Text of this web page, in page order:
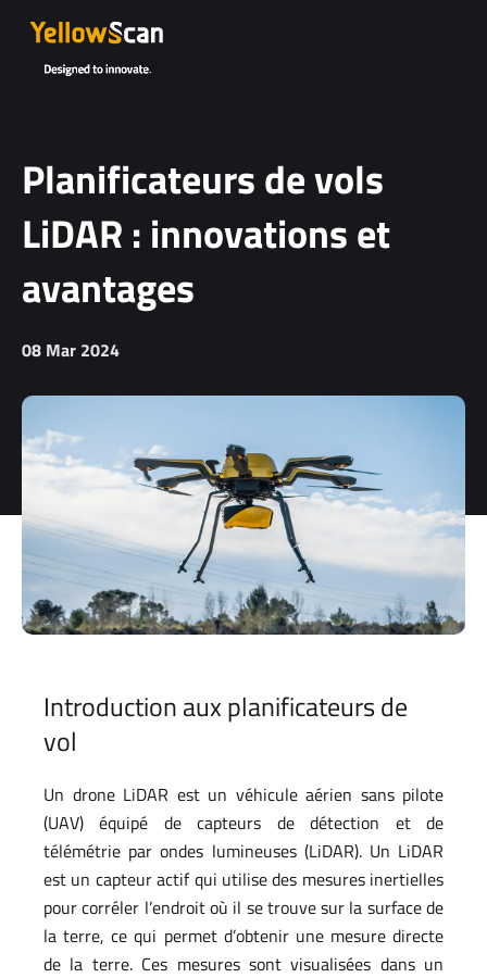
Planificateurs de vols
LiDAR : innovations et
avantages
08 Mar 2024
Introduction aux planificateurs de
vol
Un drone LiDAR est un véhicule aérien sans pilote
(UAV) équipé de capteurs de détection et de
télémétrie par ondes lumineuses (LiDAR). Un LiDAR
est un capteur actif qui utilise des mesures inertielles
pour corréler l’endroit où il se trouve sur la surface de
la terre, ce qui permet d’obtenir une mesure directe
de la terre. Ces mesures sont visualisées dans un